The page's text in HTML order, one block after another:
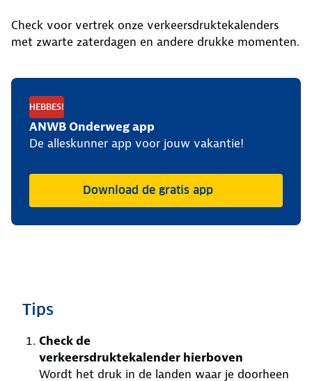
Check voor vertrek onze verkeersdruktekalenders
met zwarte zaterdagen en andere drukke momenten.
HEBBES!
ANWB Onderweg app
De alleskunner app voor jouw vakantie!
Download de gratis app
Tips
Check de
verkeersdruktekalender hierboven
Wordt het druk in de landen waar je doorheen